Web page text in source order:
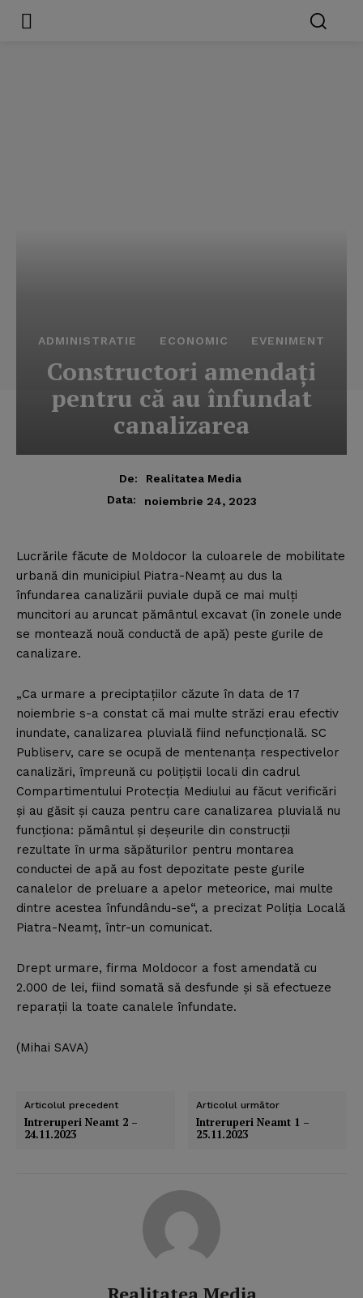
ADMINISTRATIE ECONOMIC EVENIMENT
Constructori amendaţi
pentru că au înfundat
canalizarea
De:
Realitatea Media
Data:
noiembrie 24, 2023
Lucrările făcute de Moldocor la culoarele de mobilitate
urbană din municipiul Piatra-Neamţ au dus la
înfundarea canalizării puviale după ce mai mulţi
muncitori au aruncat pământul excavat (în zonele unde
se montează nouă conductă de apă) peste gurile de
canalizare.
„Ca urmare a preciptaţiilor căzute în data de 17
noiembrie s-a constat că mai multe străzi erau efectiv
inundate, canalizarea pluvială fiind nefuncţională. SC
Publiserv, care se ocupă de mentenanţa respectivelor
canalizări, împreună cu poliţiştii locali din cadrul
Compartimentului Protecţia Mediului au făcut verificări
şi au găsit şi cauza pentru care canalizarea pluvială nu
funcţiona: pământul şi deşeurile din construcţii
rezultate în urma săpăturilor pentru montarea
conductei de apă au fost depozitate peste gurile
canalelor de preluare a apelor meteorice, mai multe
dintre acestea înfundându-se“, a precizat Poliţia Locală
Piatra-Neamţ, într-un comunicat.
Drept urmare, firma Moldocor a fost amendată cu
2.000 de lei, fiind somată să desfunde şi să efectueze
reparaţii la toate canalele înfundate.
(Mihai SAVA)
Articolul precedent
Intreruperi Neamt 2 –
24.11.2023
Articolul următor
Intreruperi Neamt 1 –
25.11.2023